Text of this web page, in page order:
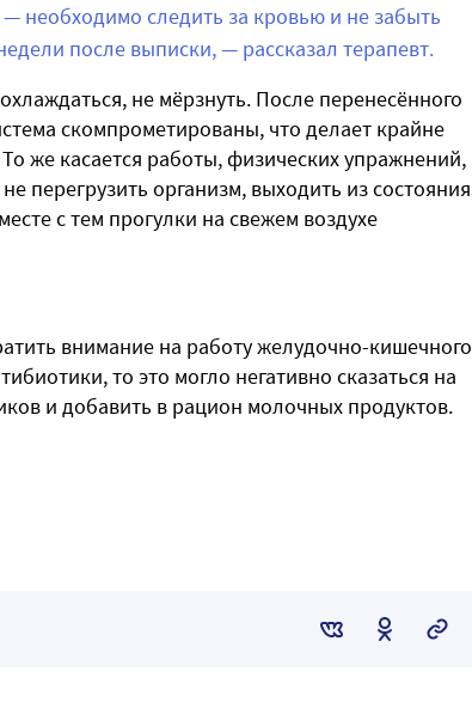
необходимо следить за кровью и не забыть
после выписки, — рассказал терапевт.
не мёрзнуть. После перенесённого
скомпрометированы, что делает крайне
же касается работы, физических упражнений,
перегрузить организм, выходить из состояния
с тем прогулки на свежем воздухе
внимание на работу желудочно-кишечного
то это могло негативно сказаться на
и добавить в рацион молочных продуктов.